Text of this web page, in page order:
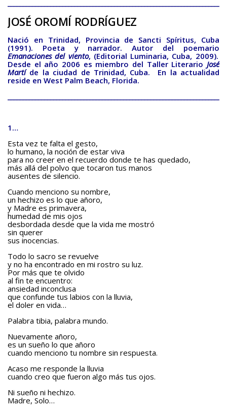
BAQUIANA – Año XXVII / Nº 137 – 138 / Enero – Junio 2026
(Poesía III)
(Poesía IV)
BAQUIANA – Año XXVII / Nº 137 – 138 / Enero – Junio 2026
(Poesía V)
BAQUIANA – Año XXVII / Nº 137 – 138 / Enero – Junio 2026
(Narrativa)
Cuento
BAQUIANA – Año XXVII / Nº 137 – 138 / Enero – Junio 2026
(Cuento I)
BAQUIANA – Año XXVII / Nº 137 – 138 / Enero – Junio 2026
(Cuento II)
BAQUIANA – Año XXVII / Nº 137 – 138 / Enero – Junio 2026
(Cuento III)
Reseña
BAQUIANA – Año XXVII / Nº 137 – 138 / Enero – Junio 2026
(Reseña I)
BAQUIANA – Año XXVII / Nº 137 – 138 / Enero – Junio 2026
Ensayo
BAQUIANA – Año XXVII / Nº 137 – 138 / Enero – Junio 2026
Entrevista
BAQUIANA – Año XXVII / Nº 137 – 138 / Enero – Junio 2026
JOSÉ OROMÍ RODRÍGUEZ
Nació en Trinidad, Provincia de Sancti Spíritus, Cuba
(1991). Poeta y narrador. Autor del poemario
Emanaciones del viento, (Editorial Luminaria, Cuba, 2009).
Desde el año 2006 es miembro del Taller Literario José
Martí de la ciudad de Trinidad, Cuba. En la actualidad
reside en West Palm Beach, Florida.
1…
Esta vez te falta el gesto,
lo humano, la noción de estar viva
para no creer en el recuerdo donde te has quedado,
más allá del polvo que tocaron tus manos
ausentes de silencio.
Cuando menciono su nombre,
un hechizo es lo que añoro,
y Madre es primavera,
humedad de mis ojos
desbordada desde que la vida me mostró
sin querer
sus inocencias.
Todo lo sacro se revuelve
y no ha encontrado en mi rostro su luz.
Por más que te olvido
al fin te encuentro:
ansiedad inconclusa
que confunde tus labios con la lluvia,
el doler en vida…
Palabra tibia, palabra mundo.
Nuevamente añoro,
es un sueño lo que añoro
cuando menciono tu nombre sin respuesta.
Acaso me responde la lluvia
cuando creo que fueron algo más tus ojos.
Ni sueño ni hechizo.
Madre, Solo…